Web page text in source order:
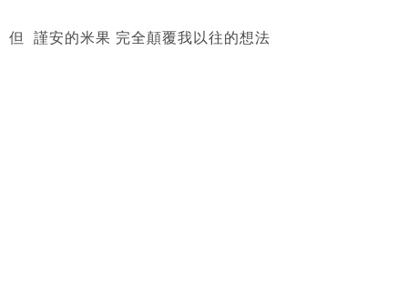
但 謹安的米果 完全顛覆我以往的想法